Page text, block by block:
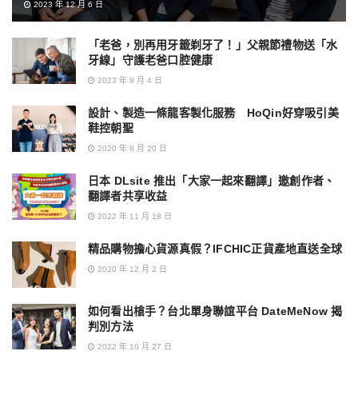
2023 年 12 月 6 日
「老爸，別再用牙籤剃牙了！」父親節禮物送「水
牙線」守護老爸口腔健康
2023 年 8 月 4 日
設計、製造一條龍客製化服務 HoQin好穿吸引美
鞋控朝聖
2020 年 8 月 20 日
日本 DLsite 推出「大家一起來翻譯」邀創作者、
翻譯者共享收益
2022 年 11 月 18 日
精品購物擔心貨源真假？IFCHIC正貨產地直送全球
2020 年 12 月 2 日
如何看出槍手？台北單身聯誼平台 DateMeNow 揭
判別方法
2022 年 10 月 27 日